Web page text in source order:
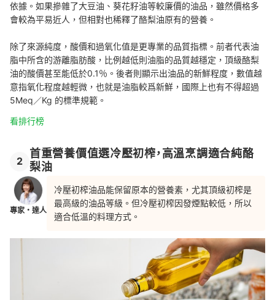
依據。如果摻雜了大豆油、葵花籽油等較廉價的油品，雖然價格多
會較為平易近人，但相對也稀釋了酪梨油原有的營養。
除了來源純度，酸價和過氧化值是更專業的品質指標。前者代表油
脂中所含的游離脂肪酸，比例越低則油脂的品質越穩定，頂級酪梨
油的酸價甚至能低於0.1％。後者則顯示出油品的新鮮程度，數值越
意指氧化程度越輕微，也就是油脂較爲新鮮，國際上也有不得超過
5Meq／Kg 的標準規範。
看排行榜
2
首重營養價值選冷壓初榨，高溫烹調適合純酪
梨油
專家・達人
冷壓初榨油品能保留原本的營養素，尤其頂級初榨是
最高級的油品等級。但冷壓初榨因發煙點較低，所以
適合低溫的料理方式。